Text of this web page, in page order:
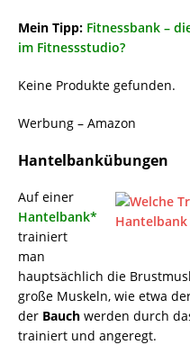
Mein Tipp: Fitnessbank –
im Fitnessstudio?
Keine Produkte gefunden.
Werbung – Amazon
Hantelbankübungen
Auf einer
Hantelbank*
trainiert
man
hauptsächlich die
große Muskeln, wie etwa
der Bauch werden durch
trainiert und angeregt.